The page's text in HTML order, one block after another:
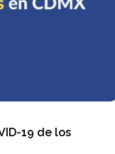
19 de los